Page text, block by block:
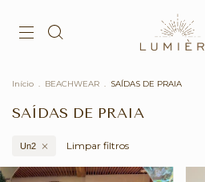
Início . BEACHWEAR . SAÍDAS DE PRAIA
SAÍDAS DE PRAIA
Un2 Limpar filtros